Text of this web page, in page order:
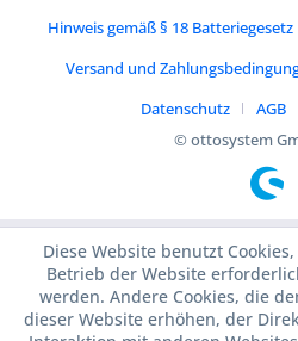
Hinweis gemäß § 18 Batteriegesetz
Versand und
Datenschutz
AGB
© ottosystem
Diese Website benutzt
Betrieb der Website
werden. Andere Cookies, die
dieser Website erhöhen, der